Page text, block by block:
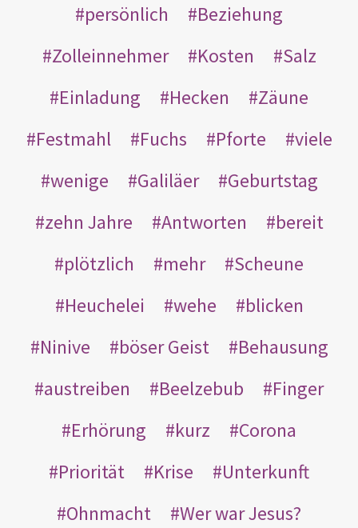
persönlich
Beziehung
Zolleinnehmer
Kosten
Salz
Einladung
Hecken
Zäune
Festmahl
Fuchs Pforte
viele
wenige
Galiläer
Geburtstag
zehn Jahre
Antworten
bereit
plötzlich
mehr
Scheune
Heuchelei
wehe
blicken
Ninive
böser Geist
Behausung
austreiben
Beelzebub
Finger
Erhörung
kurz
Corona
Priorität
Krise
Unterkunft
Ohnmacht
Wer war Jesus?